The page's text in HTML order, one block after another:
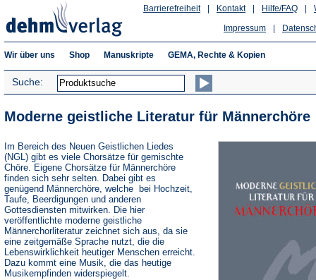
Hilfe/FAQ
Kontakt
Barrierefreiheit
Impressum
Wir über uns Shop Manuskripte GEMA, Rechte & Kopien
Suche:
Moderne geistliche Literatur für Männerchöre
Im Bereich des Neuen Geistlichen Liedes
(NGL) gibt es viele Chorsätze für gemischte
Chöre. Eigene Chorsätze für Männerchöre
finden sich sehr selten. Dabei gibt es
genügend Männerchöre, welche bei Hochzeit,
Taufe, Beerdigungen und anderen
Gottesdiensten mitwirken. Die hier
veröffentlichte moderne geistliche
Männerchorliteratur zeichnet sich aus, da sie
eine zeitgemäße Sprache nutzt, die die
Lebenswirklichkeit heutiger Menschen erreicht.
Dazu kommt eine Musik, die das heutige
Musikempfinden widerspiegelt.